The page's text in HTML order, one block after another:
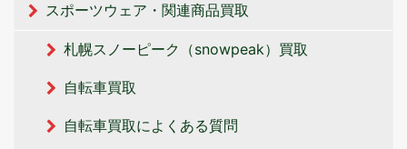
スポーツウェア・関連商品買取
札幌スノーピーク（snowpeak）買取
自転車買取
自転車買取によくある質問